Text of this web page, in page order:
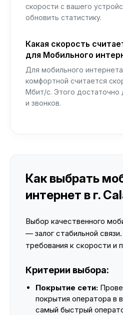
скорости с вашего
обновить статистику.
Какая скорость
для Мобильного
Для мобильного интернета
комфортной считается
Мбит/с. Этого достаточно
и звонков.
Как выбрать
интернет в г.
Выбор качественного
— залог стабильной
требования к скорости и
Критерии выбора:
Покрытие сети:
покрытия оператора в
самый быстрый